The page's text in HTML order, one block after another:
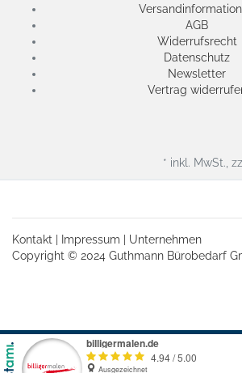
AGB
Widerrufsrecht
Datenschutz
Newsletter
Vertrag
* inkl. MwSt.,
Kontakt Impressum
Unternehmen
Copyright © 2024 Guthmann Bürobedarf